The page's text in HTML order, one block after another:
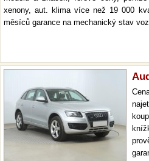
xenony, aut. klima více než 19 000
měsíců garance na mechanický stav